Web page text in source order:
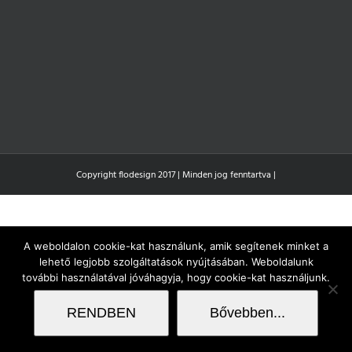
Copyright flodesign 2017 | Minden jog fenntartva |
A weboldalon cookie-kat használunk, amik segítenek minket a
lehető legjobb szolgáltatások nyújtásában. Weboldalunk
további használatával jóváhagyja, hogy cookie-kat használjunk.
RENDBEN Bővebben...